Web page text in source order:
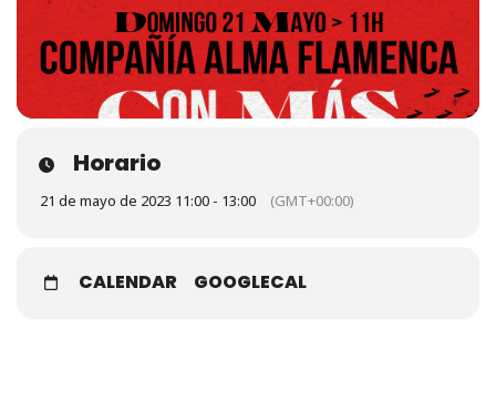
Horario
21 de mayo de 2023 11:00 - 13:00 (GMT+00:00)
CALENDAR GOOGLECAL